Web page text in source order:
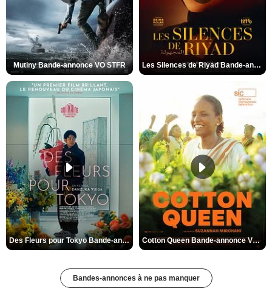
Mutiny Bande-annonce VO STFR Les Silences de Riyad Bande-annonce VO STFR
Des Fleurs pour Tokyo Bande-annonce VO STFR Cotton Queen Bande-annonce VO STFR
Bandes-annonces à ne pas manquer